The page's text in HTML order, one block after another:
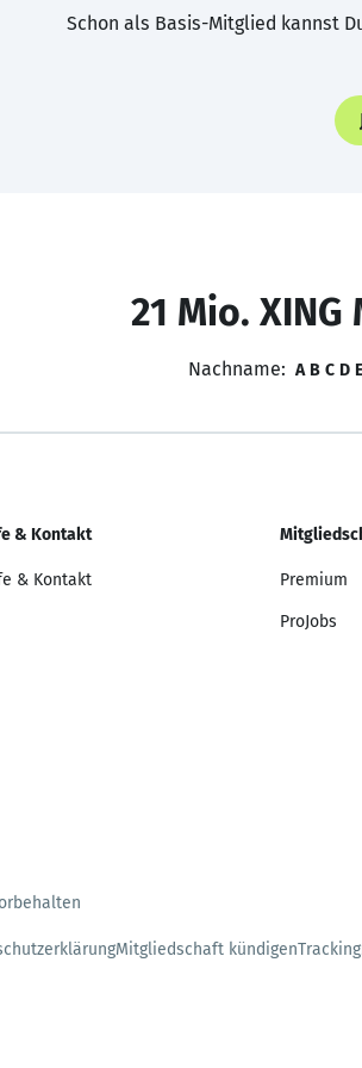
Schon als Basis-Mitglied kannst
21 Mio.
Nachname: A B C D E
& Kontakt
& Kontakt Premium
ProJobs
Mitgliedschaft kündigenTracking